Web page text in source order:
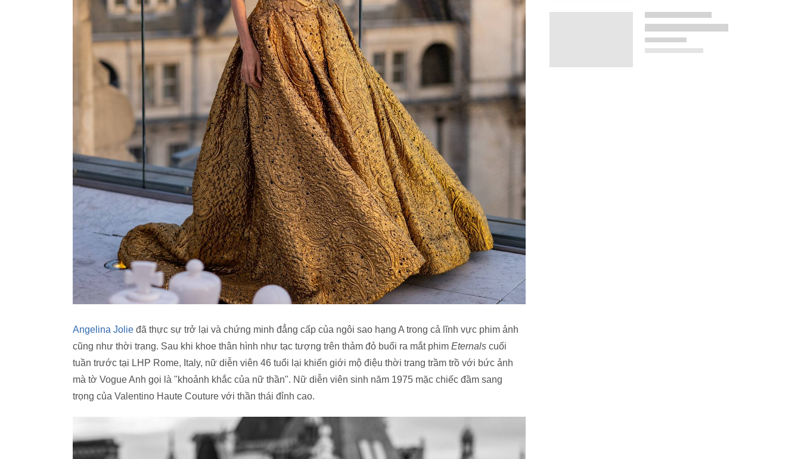
Angelina Jolie đã thực sự trở lại và chứng minh đẳng cấp của ngôi sao hạng A trong cả lĩnh vực phim ảnh
cũng như thời trang. Sau khi khoe thân hình như tạc tượng trên thảm đỏ buổi ra mắt phim Eternals cuối
tuần trước tại LHP Rome, Italy, nữ diễn viên 46 tuổi lại khiến giới mộ điệu thời trang trầm trồ với bức ảnh
mà tờ Vogue Anh gọi là "khoảnh khắc của nữ thần". Nữ diễn viên sinh năm 1975 mặc chiếc đầm sang
trọng của Valentino Haute Couture với thần thái đỉnh cao.